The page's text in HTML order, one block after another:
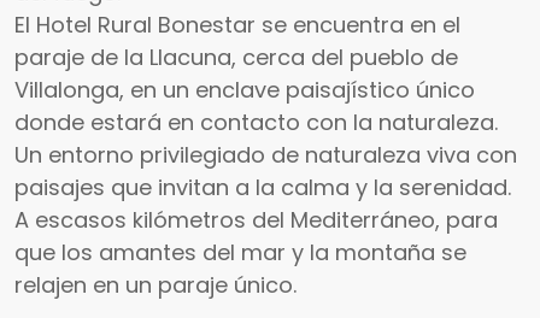
El Hotel Rural Bonestar se encuentra en el
paraje de la Llacuna, cerca del pueblo de
Villalonga, en un enclave paisajístico único
donde estará en contacto con la naturaleza.
Un entorno privilegiado de naturaleza viva con
paisajes que invitan a la calma y la serenidad.
A escasos kilómetros del Mediterráneo, para
que los amantes del mar y la montaña se
relajen en un paraje único.